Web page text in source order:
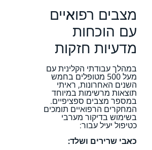
מצבים רפואיים
עם הוכחות
מדעיות חזקות
במהלך עבודתי הקלינית עם
מעל 500 מטופלים בחמש
השנים האחרונות, ראיתי
תוצאות מרשימות במיוחד
במספר מצבים ספציפיים.
המחקרים הרפואיים תומכים
בשימוש בדיקור מערבי
כטיפול יעיל עבור:
כאבי שרירים ושלד: